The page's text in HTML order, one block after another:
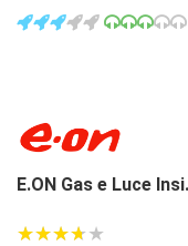
E.ON Gas e Luce
★★★★★
★★★★★